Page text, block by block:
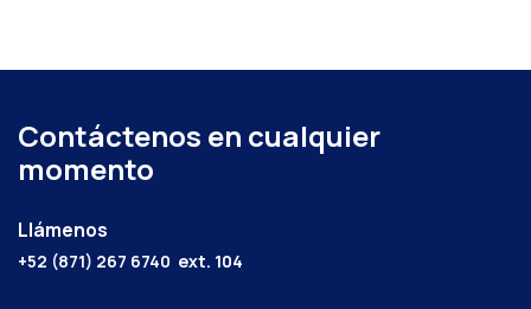
Contáctenos en cualquier
momento
Llámenos
+52 (871) 267 6740 ext. 104